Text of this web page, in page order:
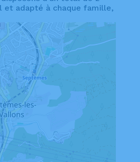
et adapté à chaque famille,